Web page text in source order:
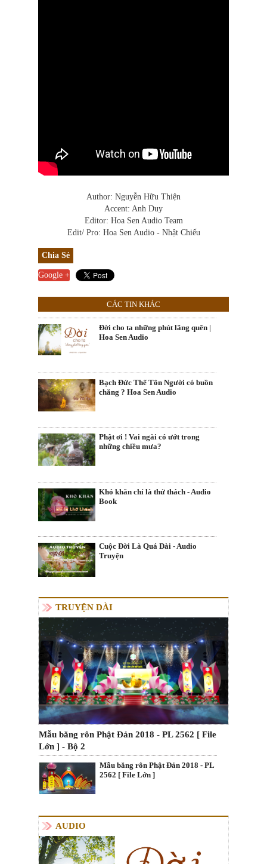
Author: Nguyễn Hữu Thiện
Accent: Anh Duy
Editor: Hoa Sen Audio Team
Edit/ Pro: Hoa Sen Audio - Nhật Chiếu
Chia Sẻ
Google +
CÁC TIN KHÁC
Đời cho ta những phút lãng quên |
Hoa Sen Audio
Bạch Đức Thế Tôn Người có buồn
chăng ? Hoa Sen Audio
Phật ơi ! Vai ngài có ướt trong
những chiều mưa?
Khó khăn chỉ là thử thách - Audio
Book
Cuộc Đời Là Quá Dài - Audio
Truyện
TRUYỆN DÀI
Mẫu băng rôn Phật Đản 2018 - PL 2562 [ File
Lớn ] - Bộ 2
Mẫu băng rôn Phật Đản 2018 - PL
2562 [ File Lớn ]
AUDIO